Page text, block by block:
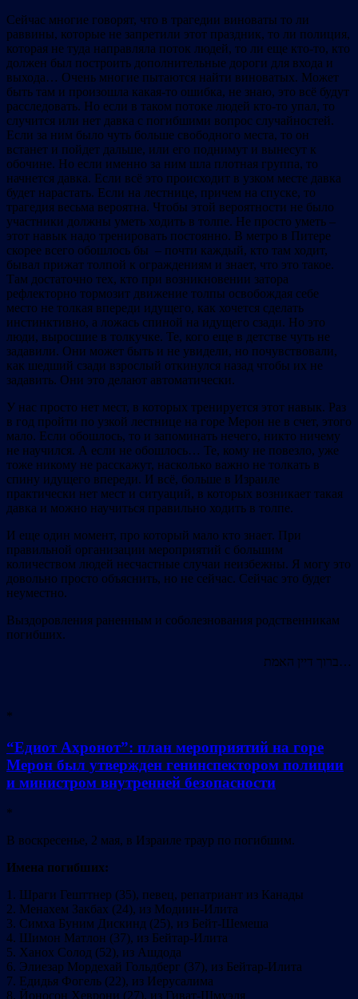
Сейчас многие говорят, что в трагедии виноваты то ли
раввины, которые не запретили этот праздник, то ли полиция,
которая не туда направляла поток людей, то ли еще кто-то, кто
должен был построить дополнительные дороги для входа и
выхода… Очень многие пытаются найти виноватых. Может
быть там и произошла какая-то ошибка, не знаю, это всё будут
расследовать. Но если в таком потоке людей кто-то упал, то
случится или нет давка с погибшими вопрос случайностей.
Если за ним было чуть больше свободного места, то он
встанет и пойдет дальше, или его поднимут и вынесут к
обочине. Но если именно за ним шла плотная группа, то
начнется давка. Если всё это происходит в узком месте давка
будет нарастать. Если на лестнице, причем на спуске, то
трагедия весьма вероятна. Чтобы этой вероятности не было
участники должны уметь ходить в толпе. Не просто уметь –
этот навык надо тренировать постоянно. В метро в Питере
скорее всего обошлось бы – почти каждый, кто там ходит,
бывал прижат толпой к ограждениям и знает, что это такое.
Там достаточно тех, кто при возникновении затора
рефлекторно тормозит движение толпы освобождая себе
место не толкая впереди идущего, как хочется сделать
инстинктивно, а ложась спиной на идущего сзади. Но это
люди, выросшие в толкучке. Те, кого еще в детстве чуть не
задавили. Они может быть и не увидели, но почувствовали,
как шедший сзади взрослый откинулся назад чтобы их не
задавить. Они это делают автоматически.
У нас просто нет мест, в которых тренируется этот навык. Раз
в год пройти по узкой лестнице на горе Мерон не в счет, этого
мало. Если обошлось, то и запоминать нечего, никто ничему
не научился. А если не обошлось… Те, кому не повезло, уже
тоже никому не расскажут, насколько важно не толкать в
спину идущего впереди. И всё, больше в Израиле
практически нет мест и ситуаций, в которых возникает такая
давка и можно научиться правильно ходить в толпе.
И еще один момент, про который мало кто знает. При
правильной организации мероприятий с большим
количеством людей несчастные случаи неизбежны. Я могу это
довольно просто объяснить, но не сейчас. Сейчас это будет
неуместно.
Выздоровления раненным и соболезнования родственникам
погибших.
ברוך דיין האמת…
*
“Едиот Ахронот”: план мероприятий на горе
Мерон был утвержден генинспектором полиции
и министром внутренней безопасности
*
В воскресенье, 2 мая, в Израиле траур по погибшим.
Имена погибших:
1. Шраги Гешттнер (35), певец, репатриант из Канады
2. Менахем Закбах (24), из Модиин-Илита
3. Симха Буним Дискинд (25), из Бейт-Шемеша
4. Шимон Матлон (37), из Бейтар-Илита
5. Ханох Солод (52), из Ашдода
6. Элиезар Мордехай Гольдберг (37), из Бейтар-Илита
7. Едидья Фогель (22), из Иерусалима
8. Йоносон Хеврони (27), из Гиват-Шмуэля